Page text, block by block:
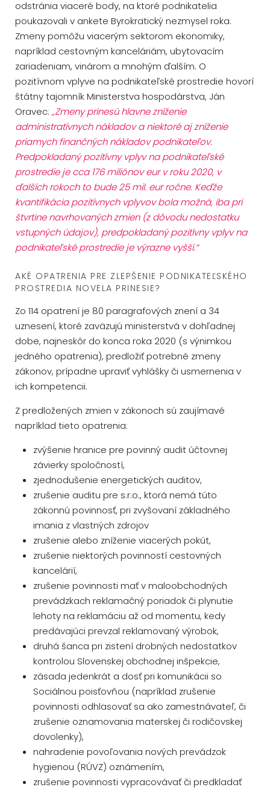
odstránia viaceré body, na ktoré podnikatelia
poukazovali v ankete Byrokratický nezmysel roka.
Zmeny pomôžu viacerým sektorom ekonomiky,
napríklad cestovným kanceláriám, ubytovacím
zariadeniam, vinárom a mnohým ďalším. O
pozitívnom vplyve na podnikateľské prostredie hovorí
štátny tajomník Ministerstva hospodárstva, Ján
Oravec: „Zmeny prinesú hlavne zníženie
administratívnych nákladov a niektoré aj zníženie
priamych finančných nákladov podnikateľov.
Predpokladaný pozitívny vplyv na podnikateľské
prostredie je cca 176 miliónov eur v roku 2020, v
ďalších rokoch to bude 25 mil. eur ročne. Keďže
kvantifikácia pozitívnych vplyvov bola možná, iba pri
štvrtine navrhovaných zmien (z dôvodu nedostatku
vstupných údajov), predpokladaný pozitívny vplyv na
podnikateľské prostredie je výrazne vyšší.“
AKÉ OPATRENIA PRE ZLEPŠENIE PODNIKATEĽSKÉHO
PROSTREDIA NOVELA PRINESIE?
Zo 114 opatrení je 80 paragrafových znení a 34
uznesení, ktoré zaväzujú ministerstvá v dohľadnej
dobe, najneskôr do konca roka 2020 (s výnimkou
jedného opatrenia), predložiť potrebné zmeny
zákonov, prípadne upraviť vyhlášky či usmernenia v
ich kompetencii.
Z predložených zmien v zákonoch sú zaujímavé
napríklad tieto opatrenia:
zvýšenie hranice pre povinný audit účtovnej
závierky spoločností,
zjednodušenie energetických auditov,
zrušenie auditu pre s.r.o., ktorá nemá túto
zákonnú povinnosť, pri zvyšovaní základného
imania z vlastných zdrojov
zrušenie alebo zníženie viacerých pokút,
zrušenie niektorých povinností cestovných
kancelárií,
zrušenie povinnosti mať v maloobchodných
prevádzkach reklamačný poriadok či plynutie
lehoty na reklamáciu až od momentu, kedy
predávajúci prevzal reklamovaný výrobok,
druhá šanca pri zistení drobných nedostatkov
kontrolou Slovenskej obchodnej inšpekcie,
zásada jedenkrát a dosť pri komunikácii so
Sociálnou poisťovňou (napríklad zrušenie
povinnosti odhlasovať sa ako zamestnávateľ, či
zrušenie oznamovania materskej či rodičovskej
dovolenky),
nahradenie povoľovania nových prevádzok
hygienou (RÚVZ) oznámením,
zrušenie povinnosti vypracovávať či predkladať